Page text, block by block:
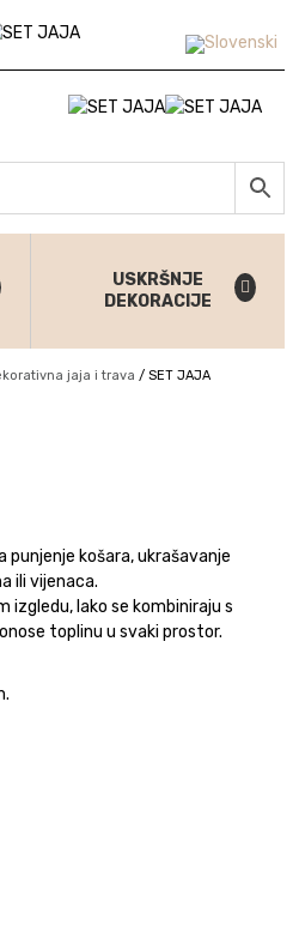
USKRŠNJE
DEKORACIJE
jaja i trava / SET JAJA
punjenje košara, ukrašavanje
ili vijenaca.
izgledu, lako se kombiniraju s
toplinu u svaki prostor.